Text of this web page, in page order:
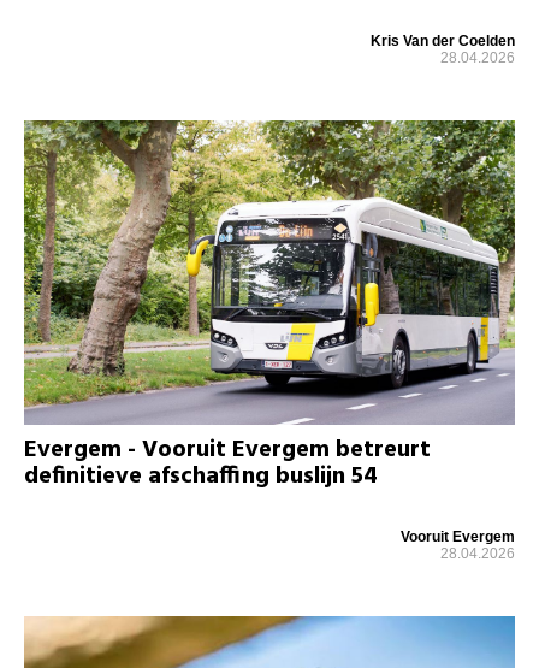
Kris Van der Coelden
28.04.2026
Evergem - Vooruit Evergem betreurt
definitieve afschaffing buslijn 54
Vooruit Evergem
28.04.2026